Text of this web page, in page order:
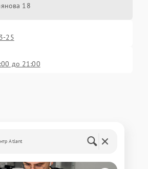
18
25
до 21:00
Atlant